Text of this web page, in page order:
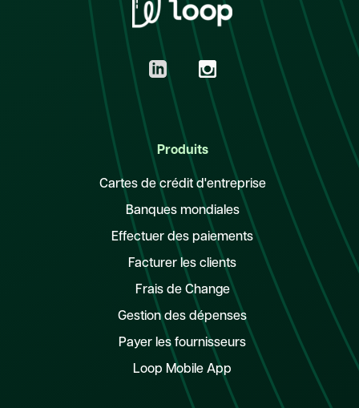
Produits
Cartes de crédit d'entreprise
Banques mondiales
Effectuer des paiements
Facturer les clients
Frais de Change
Gestion des dépenses
Payer les fournisseurs
Loop Mobile App